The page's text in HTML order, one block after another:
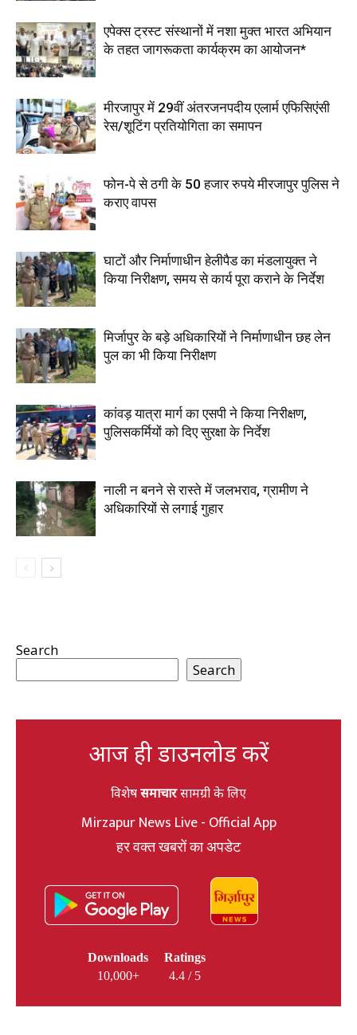
एपेक्स ट्रस्ट संस्थानों में नशा मुक्त भारत अभियान
के तहत जागरूकता कार्यक्रम का आयोजन*
मीरजापुर में 29वीं अंतरजनपदीय एलार्म एफिसिएंसी
रेस/शूटिंग प्रतियोगिता का समापन
फोन-पे से ठगी के 50 हजार रुपये मीरजापुर पुलिस ने
कराए वापस
घाटों और निर्माणाधीन हेलीपैड का मंडलायुक्त ने
किया निरीक्षण, समय से कार्य पूरा कराने के निर्देश
मिर्जापुर के बड़े अधिकारियों ने निर्माणाधीन छह लेन
पुल का भी किया निरीक्षण
कांवड़ यात्रा मार्ग का एसपी ने किया निरीक्षण,
पुलिसकर्मियों को दिए सुरक्षा के निर्देश
नाली न बनने से रास्ते में जलभराव, ग्रामीण ने
अधिकारियों से लगाई गुहार
Search
Search
आज ही डाउनलोड करें
विशेषसमाचारसामग्री के लिए
Mirzapur News Live - Official App
हर वक्त खबरों का अपडेट
Downloads
10,000+
Ratings
4.4 / 5